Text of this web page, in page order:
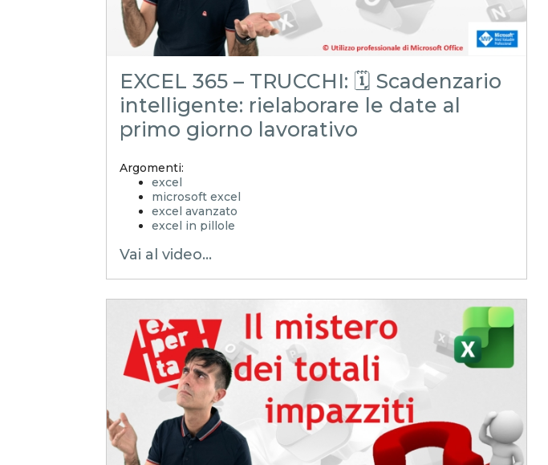
EXCEL 365 – TRUCCHI: 🗓️ Scadenzario
intelligente: rielaborare le date al
primo giorno lavorativo
Argomenti:
excel
microsoft excel
excel avanzato
excel in pillole
EXCELtrucchiesegreti
xlsx
excel tips
EXCELoltreognilimiteTRUCCHIeSEGRETI
controllo di gestione
excel facile
excel tutorial italiano
excel magico
microsoft 365
giorno lavorativo
scadenzario automatico
funzioni temporali
escludere festivi
Modelli pronti
Vai al video...